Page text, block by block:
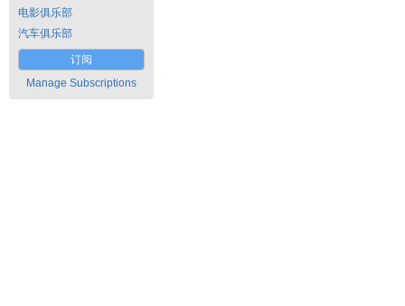
电影俱乐部
汽车俱乐部
订阅
Manage Subscriptions